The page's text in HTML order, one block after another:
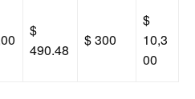
$
490.48
$ 300
$
10,3
00